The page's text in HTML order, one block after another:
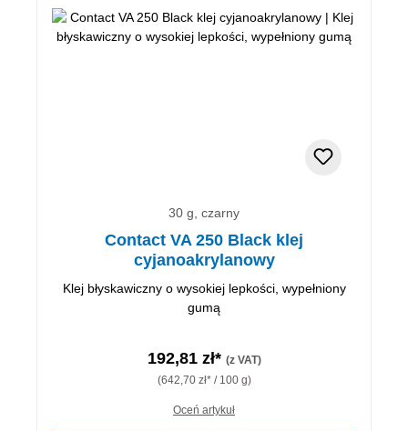
30 g, czarny
Contact VA 250 Black klej
cyjanoakrylanowy
Klej błyskawiczny o wysokiej lepkości, wypełniony
gumą
192,81 zł* (z VAT)
(642,70 zł* / 100 g)
Oceń artykuł